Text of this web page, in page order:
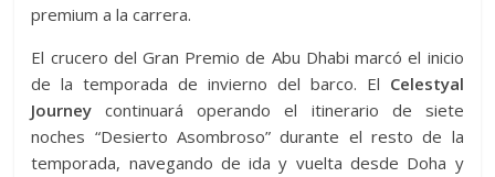
premium a la carrera.
El crucero del Gran Premio de Abu Dhabi marcó el inicio
de la temporada de invierno del barco. El Celestyal
Journey continuará operando el itinerario de siete
noches “Desierto Asombroso” durante el resto de la
temporada, navegando de ida y vuelta desde Doha y